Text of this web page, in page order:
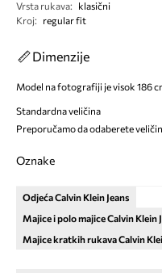
Vrsta rukava:
klasični
Kroj: regular fit
Dimenzije
Model na fotografiji je visok 186
Standardna veličina
Preporučamo da odaberete
Oznake
Odjeća Calvin Klein Jeans
Majice i polo majice Calvin Klein
Majice kratkih rukava Calvin